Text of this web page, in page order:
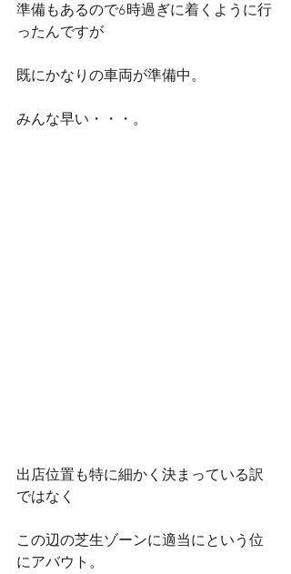
準備もあるので6時過ぎに着くように行
ったんですが
既にかなりの車両が準備中。
みんな早い・・・。
出店位置も特に細かく決まっている訳
ではなく
この辺の芝生ゾーンに適当にという位
にアバウト。